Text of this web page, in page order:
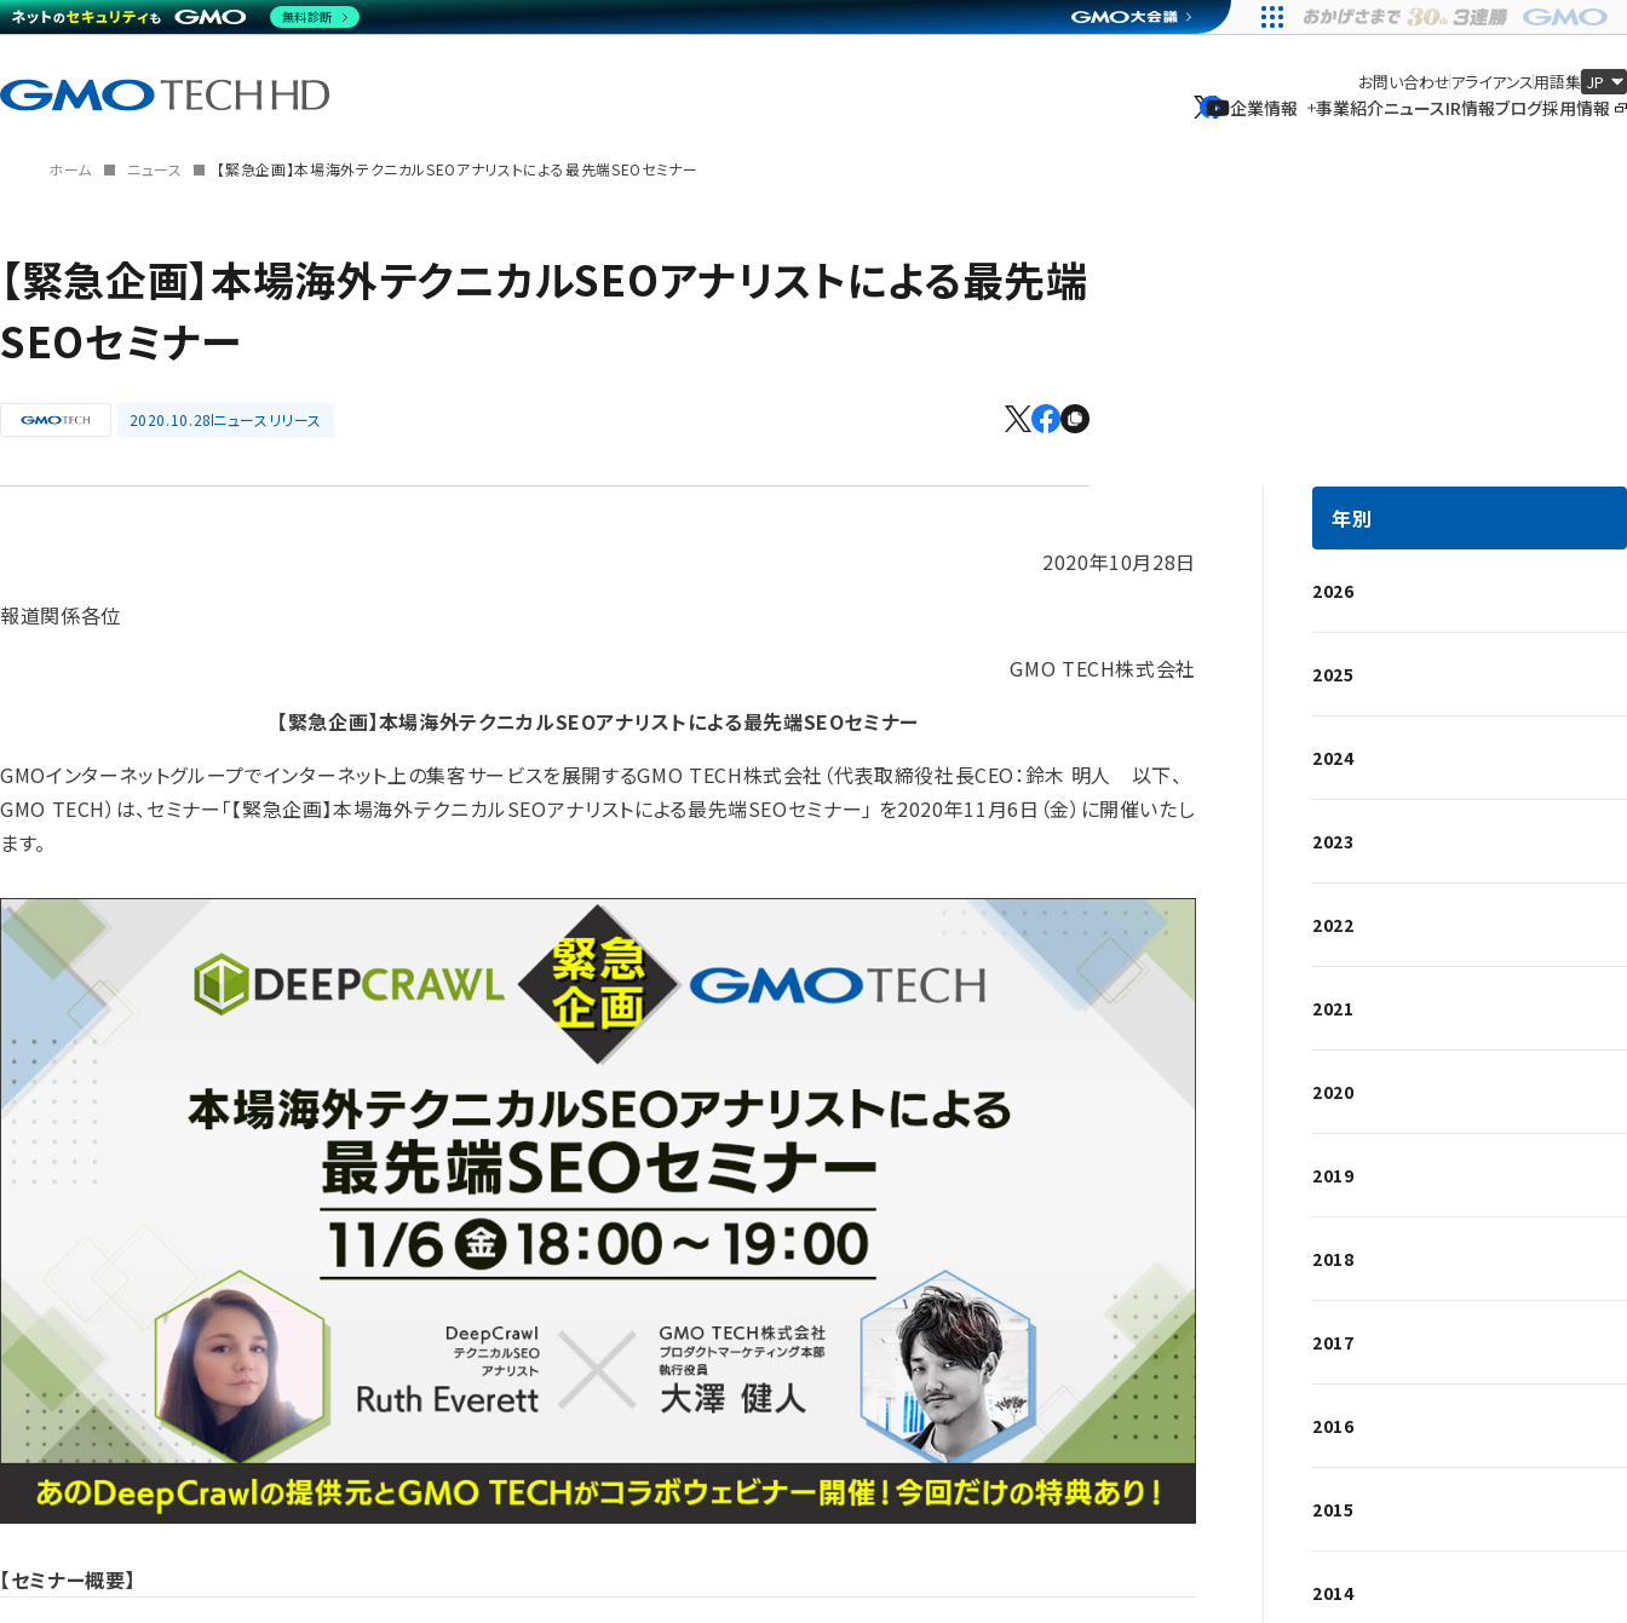
企業情報
企業情報
事業紹介ニュースIR情報ブログ採用情報
お問い合わせアライアンス用語集
ホーム ニュース 【緊急企画】本場海外テクニカルSEOアナリストによる最先端SEOセミナー
【緊急企画】本場海外テクニカルSEOアナリストによる最先端
SEOセミナー
2020.10.28ニュースリリース
2020年10月28日
報道関係各位
GMO TECH株式会社
【緊急企画】本場海外テクニカルSEOアナリストによる最先端SEOセミナー
GMOインターネットグループでインターネット上の集客サービスを展開するGMO TECH株式会社（代表取締役社長CEO：鈴木 明人 以下、
GMO TECH）は、セミナー「【緊急企画】本場海外テクニカルSEOアナリストによる最先端SEOセミナー」 を2020年11月6日（金）に開催いたし
ます。
【セミナー概要】
年別
2026
2025
2024
2023
2022
2021
2020
2019
2018
2017
2016
2015
2014
無料診断